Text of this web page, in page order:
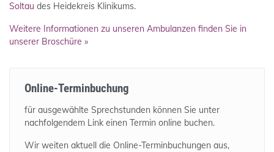
Soltau des Heidekreis Klinikums.
Weitere Informationen zu unseren Ambulanzen finden Sie in
unserer Broschüre »
Online-Terminbuchung
für ausgewählte Sprechstunden können Sie unter
nachfolgendem Link einen Termin online buchen.
Wir weiten aktuell die Online-Terminbuchungen aus,